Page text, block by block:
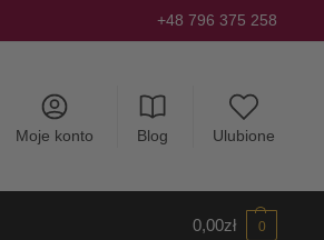
+48 796 375 258
Moje konto Blog Ulubione
0,00zł 0